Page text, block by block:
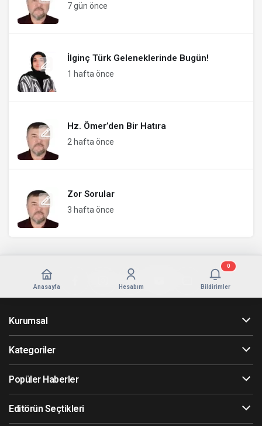
7 gün önce
İlginç Türk Geleneklerinde Bugün!
1 hafta önce
Hz. Ömer’den Bir Hatıra
2 hafta önce
Zor Sorular
3 hafta önce
Anasayfa Hesabım Bildirimler
0
Kurumsal
Kategoriler
Popüler Haberler
Editörün Seçtikleri